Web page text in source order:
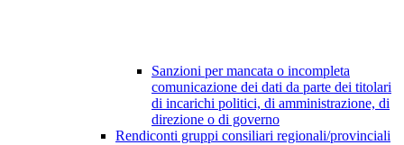
Sanzioni per mancata o incompleta
comunicazione dei dati da parte dei titolari
di incarichi politici, di amministrazione, di
direzione o di governo
Rendiconti gruppi consiliari regionali/provinciali